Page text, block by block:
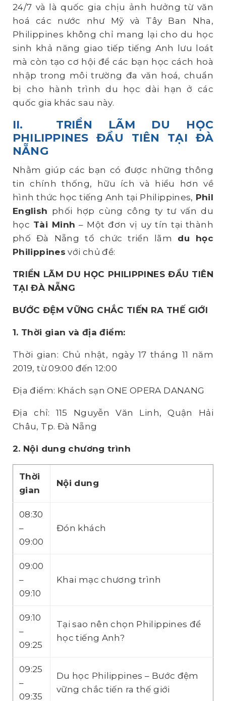
24/7 và là quốc gia chịu ảnh hưởng từ văn
hoá các nước như Mỹ và Tây Ban Nha,
Philippines không chỉ mang lại cho du học
sinh khả năng giao tiếp tiếng Anh lưu loát
mà còn tạo cơ hội để các bạn học cách hoà
nhập trong môi trường đa văn hoá, chuẩn
bị cho hành trình du học dài hạn ở các
quốc gia khác sau này.
II.
TRIỂN LÃM DU HỌC
PHILIPPINES ĐẦU TIÊN TẠI ĐÀ
NẴNG
Nhằm giúp các bạn có được những thông
tin chính thống, hữu ích và hiểu hơn về
hình thức học tiếng Anh tại Philippines, Phil
English phối hợp cùng công ty tư vấn du
học Tài Minh – Một đơn vị uy tín tại thành
phố Đà Nẵng tổ chức triển lãm du học
Philippines với chủ đề:
TRIỂN LÃM DU HỌC PHILIPPINES ĐẦU TIÊN
TẠI ĐÀ NẴNG
BƯỚC ĐỆM VỮNG CHẮC TIẾN RA THẾ GIỚI
1. Thời gian và địa điểm:
Thời gian: Chủ nhật, ngày 17 tháng 11 năm
2019, từ 09:00 đến 12:00
Địa điểm: Khách sạn ONE OPERA DANANG
Địa chỉ: 115 Nguyễn Văn Linh, Quận Hải
Châu, Tp. Đà Nẵng
2. Nội dung chương trình
Thời
gian
Nội dung
08:30
–
09:00
Đón khách
09:00
–
09:10
Khai mạc chương trình
09:10
–
09:25
Tại sao nên chọn Philippines để
học tiếng Anh?
09:25
–
09:35
Du học Philippines – Bước đệm
vững chắc tiến ra thế giới